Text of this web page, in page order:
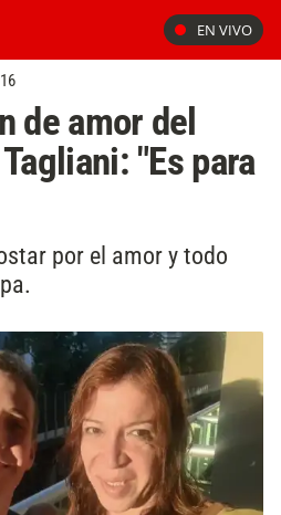
EN VIVO
de amor del
"Es para
por el amor y todo